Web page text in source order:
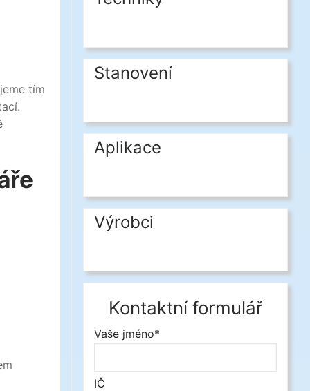
tím
Stanovení
Aplikace
Výrobci
Kontaktní formulář
Vaše jméno*
IČ